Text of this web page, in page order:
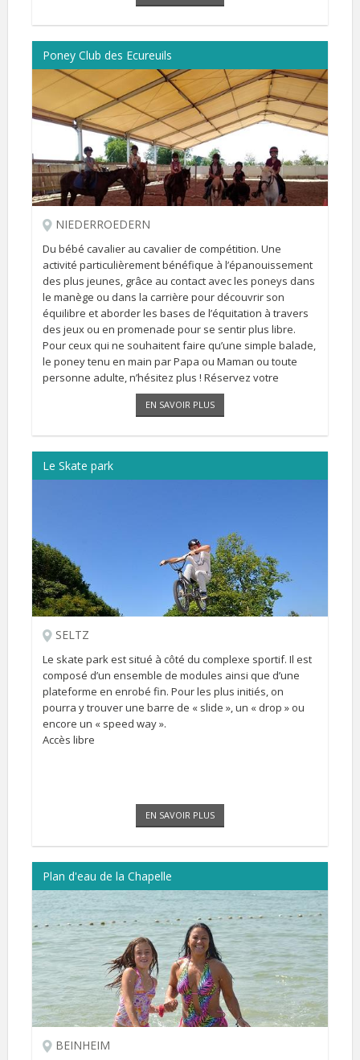
Poney Club des Ecureuils
NIEDERROEDERN
Du bébé cavalier au cavalier de compétition. Une
activité particulièrement bénéfique à l’épanouissement
des plus jeunes, grâce au contact avec les poneys dans
le manège ou dans la carrière pour découvrir son
équilibre et aborder les bases de l’équitation à travers
des jeux ou en promenade pour se sentir plus libre.
Pour ceux qui ne souhaitent faire qu’une simple balade,
le poney tenu en main par Papa ou Maman ou toute
personne adulte, n’hésitez plus ! Réservez votre
créneau horaire par [...]
EN SAVOIR PLUS
Le Skate park
SELTZ
Le skate park est situé à côté du complexe sportif. Il est
composé d’un ensemble de modules ainsi que d’une
plateforme en enrobé fin. Pour les plus initiés, on
pourra y trouver une barre de « slide », un « drop » ou
encore un « speed way ».
Accès libre
EN SAVOIR PLUS
Plan d'eau de la Chapelle
BEINHEIM